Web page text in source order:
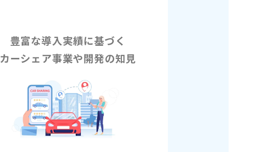
豊富な導入実績に基づく
カーシェア事業や開発の知見